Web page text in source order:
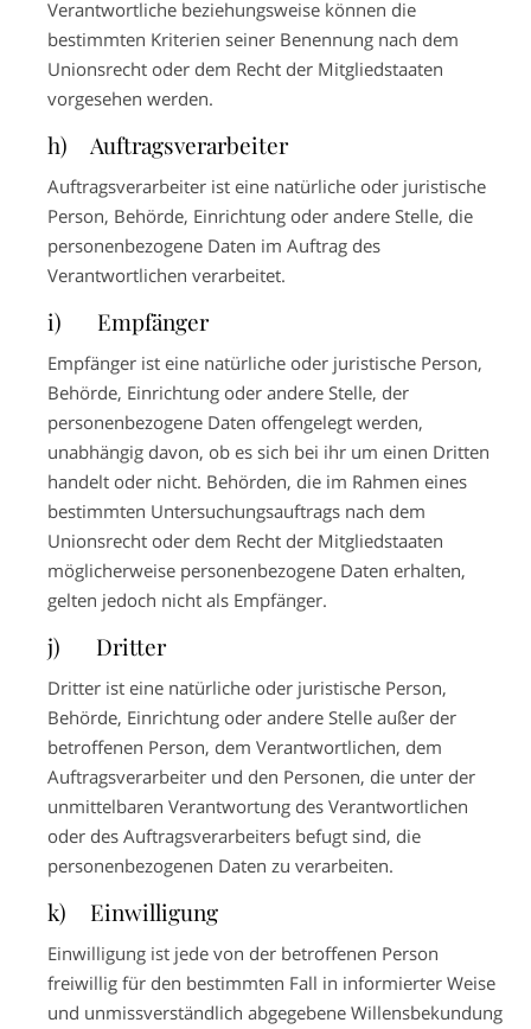
Verantwortliche beziehungsweise können die
bestimmten Kriterien seiner Benennung nach dem
Unionsrecht oder dem Recht der Mitgliedstaaten
vorgesehen werden.
h) Auftragsverarbeiter
Auftragsverarbeiter ist eine natürliche oder juristische
Person, Behörde, Einrichtung oder andere Stelle, die
personenbezogene Daten im Auftrag des
Verantwortlichen verarbeitet.
i) Empfänger
Empfänger ist eine natürliche oder juristische Person,
Behörde, Einrichtung oder andere Stelle, der
personenbezogene Daten offengelegt werden,
unabhängig davon, ob es sich bei ihr um einen Dritten
handelt oder nicht. Behörden, die im Rahmen eines
bestimmten Untersuchungsauftrags nach dem
Unionsrecht oder dem Recht der Mitgliedstaaten
möglicherweise personenbezogene Daten erhalten,
gelten jedoch nicht als Empfänger.
j) Dritter
Dritter ist eine natürliche oder juristische Person,
Behörde, Einrichtung oder andere Stelle außer der
betroffenen Person, dem Verantwortlichen, dem
Auftragsverarbeiter und den Personen, die unter der
unmittelbaren Verantwortung des Verantwortlichen
oder des Auftragsverarbeiters befugt sind, die
personenbezogenen Daten zu verarbeiten.
k) Einwilligung
Einwilligung ist jede von der betroffenen Person
freiwillig für den bestimmten Fall in informierter Weise
und unmissverständlich abgegebene Willensbekundung